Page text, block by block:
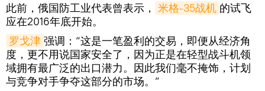
此前，俄国防工业代表曾表示， 米格-35战机 的试飞
应在2016年底开始。
罗戈津 强调：“这是一笔盈利的交易，即便从经济角
度，更不用说国家安全了，因为正是在轻型战斗机领
域拥有最广泛的出口潜力。因此我们毫不掩饰，计划
与竞争对手争夺这部分的市场。”